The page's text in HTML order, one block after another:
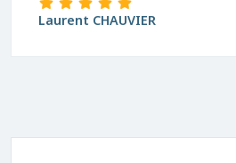
Laurent CHAUVIER